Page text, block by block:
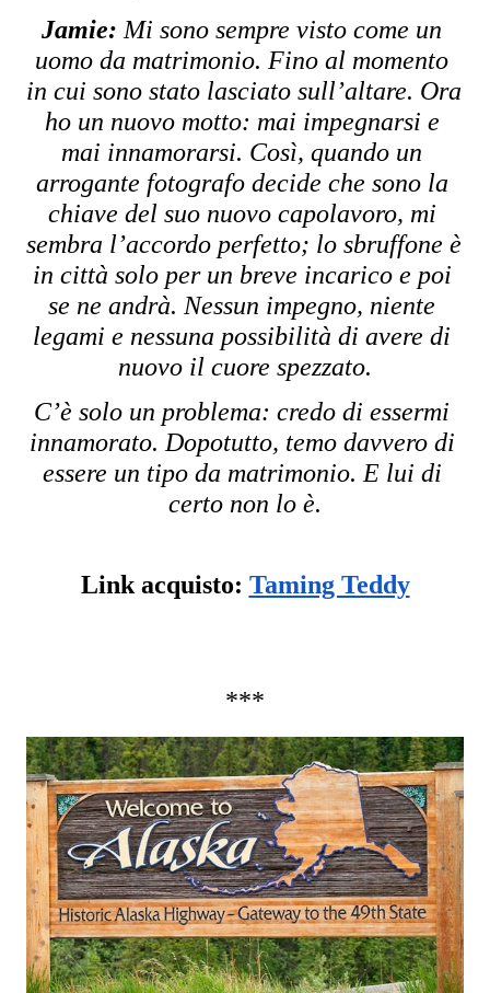
Jamie: Mi sono sempre visto come un
uomo da matrimonio. Fino al momento
in cui sono stato lasciato sull’altare. Ora
ho un nuovo motto: mai impegnarsi e
mai innamorarsi. Così, quando un
arrogante fotografo decide che sono la
chiave del suo nuovo capolavoro, mi
sembra l’accordo perfetto; lo sbruffone è
in città solo per un breve incarico e poi
se ne andrà. Nessun impegno, niente
legami e nessuna possibilità di avere di
nuovo il cuore spezzato.
C’è solo un problema: credo di essermi
innamorato. Dopotutto, temo davvero di
essere un tipo da matrimonio. E lui di
certo non lo è.
Link acquisto: Taming Teddy
***